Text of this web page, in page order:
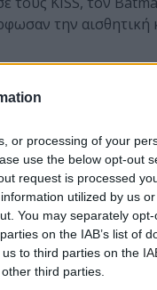
or processing of your
use the below opt-out
request is processed
utilized by us
You may separately
on the IAB’s list of
to third parties on the
third parties.
την αισθητική
(2021), οι Black Veil
που
views στο
ανάμεσα στα
παρουσία, έχουν
και της
Mötley Crüe.